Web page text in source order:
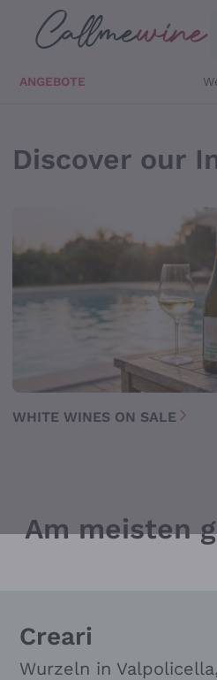
Zum Hauptinhalt springen
ANGEBOTE
Online
Discover our
WHITE WINES ON SALE
Am meisten
Creari
Wurzeln in